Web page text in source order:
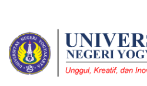
0%
read